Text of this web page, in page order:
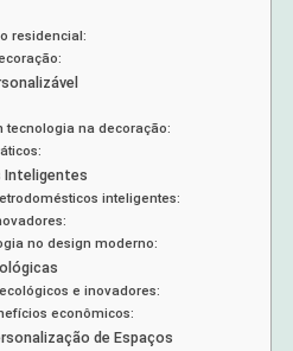
residencial:
tecnologia na decoração:
Inteligentes
inteligentes:
no design moderno:
e inovadores:
econômicos:
de Espaços